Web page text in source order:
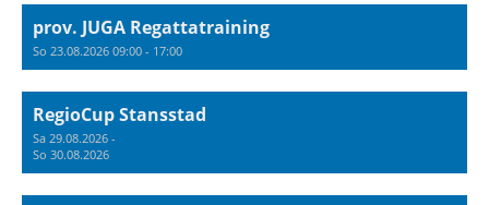
prov. JUGA Regattatraining
So 23.08.2026 09:00 - 17:00
RegioCup Stansstad
Sa 29.08.2026 -
So 30.08.2026